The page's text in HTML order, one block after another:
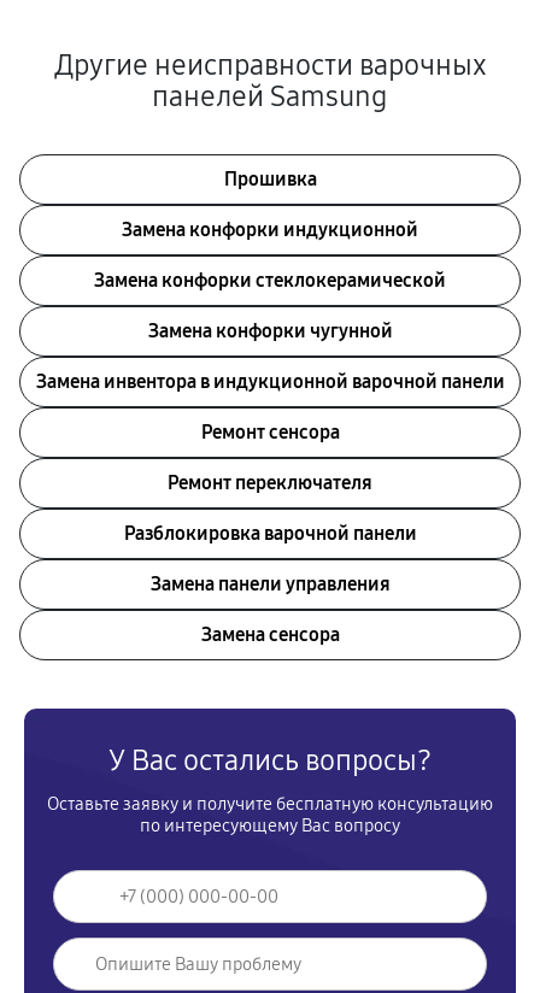
Другие неисправности варочных
панелей Samsung
Прошивка
Замена конфорки индукционной
Замена конфорки стеклокерамической
Замена конфорки чугунной
Замена инвентора в индукционной варочной панели
Ремонт сенсора
Ремонт переключателя
Разблокировка варочной панели
Замена панели управления
Замена сенсора
У Вас остались вопросы?
Оставьте заявку и получите бесплатную консультацию
по интересующему Вас вопросу